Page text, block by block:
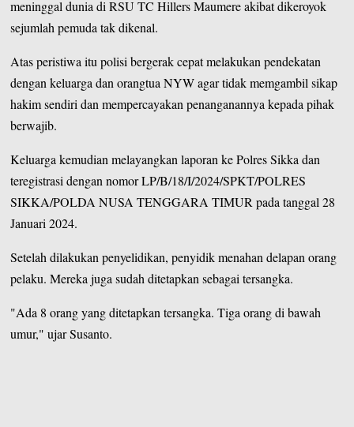
meninggal dunia di RSU TC Hillers Maumere akibat dikeroyok
sejumlah pemuda tak dikenal.
Atas peristiwa itu polisi bergerak cepat melakukan pendekatan
dengan keluarga dan orangtua NYW agar tidak memgambil sikap
hakim sendiri dan mempercayakan penanganannya kepada pihak
berwajib.
Keluarga kemudian melayangkan laporan ke Polres Sikka dan
teregistrasi dengan nomor LP/B/18/I/2024/SPKT/POLRES
SIKKA/POLDA NUSA TENGGARA TIMUR pada tanggal 28
Januari 2024.
Setelah dilakukan penyelidikan, penyidik menahan delapan orang
pelaku. Mereka juga sudah ditetapkan sebagai tersangka.
"Ada 8 orang yang ditetapkan tersangka. Tiga orang di bawah
umur," ujar Susanto.